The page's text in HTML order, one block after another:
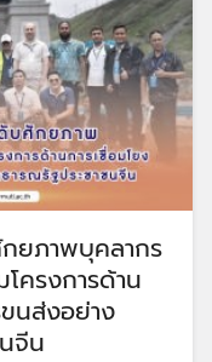
ยภาพบุคลากร
ครงการด้าน
ขนส่งอย่าง
จีน